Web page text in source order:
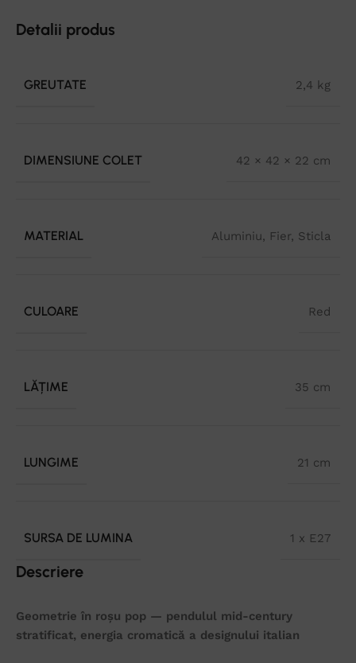
Detalii produs
GREUTATE 2,4 kg
DIMENSIUNE COLET 42 × 42 × 22 cm
MATERIAL Aluminiu, Fier, Sticla
CULOARE Red
LĂȚIME 35 cm
LUNGIME 21 cm
SURSA DE LUMINA 1 x E27
Descriere
Geometrie în roșu pop — pendulul mid-century
stratificat, energia cromatică a designului italian